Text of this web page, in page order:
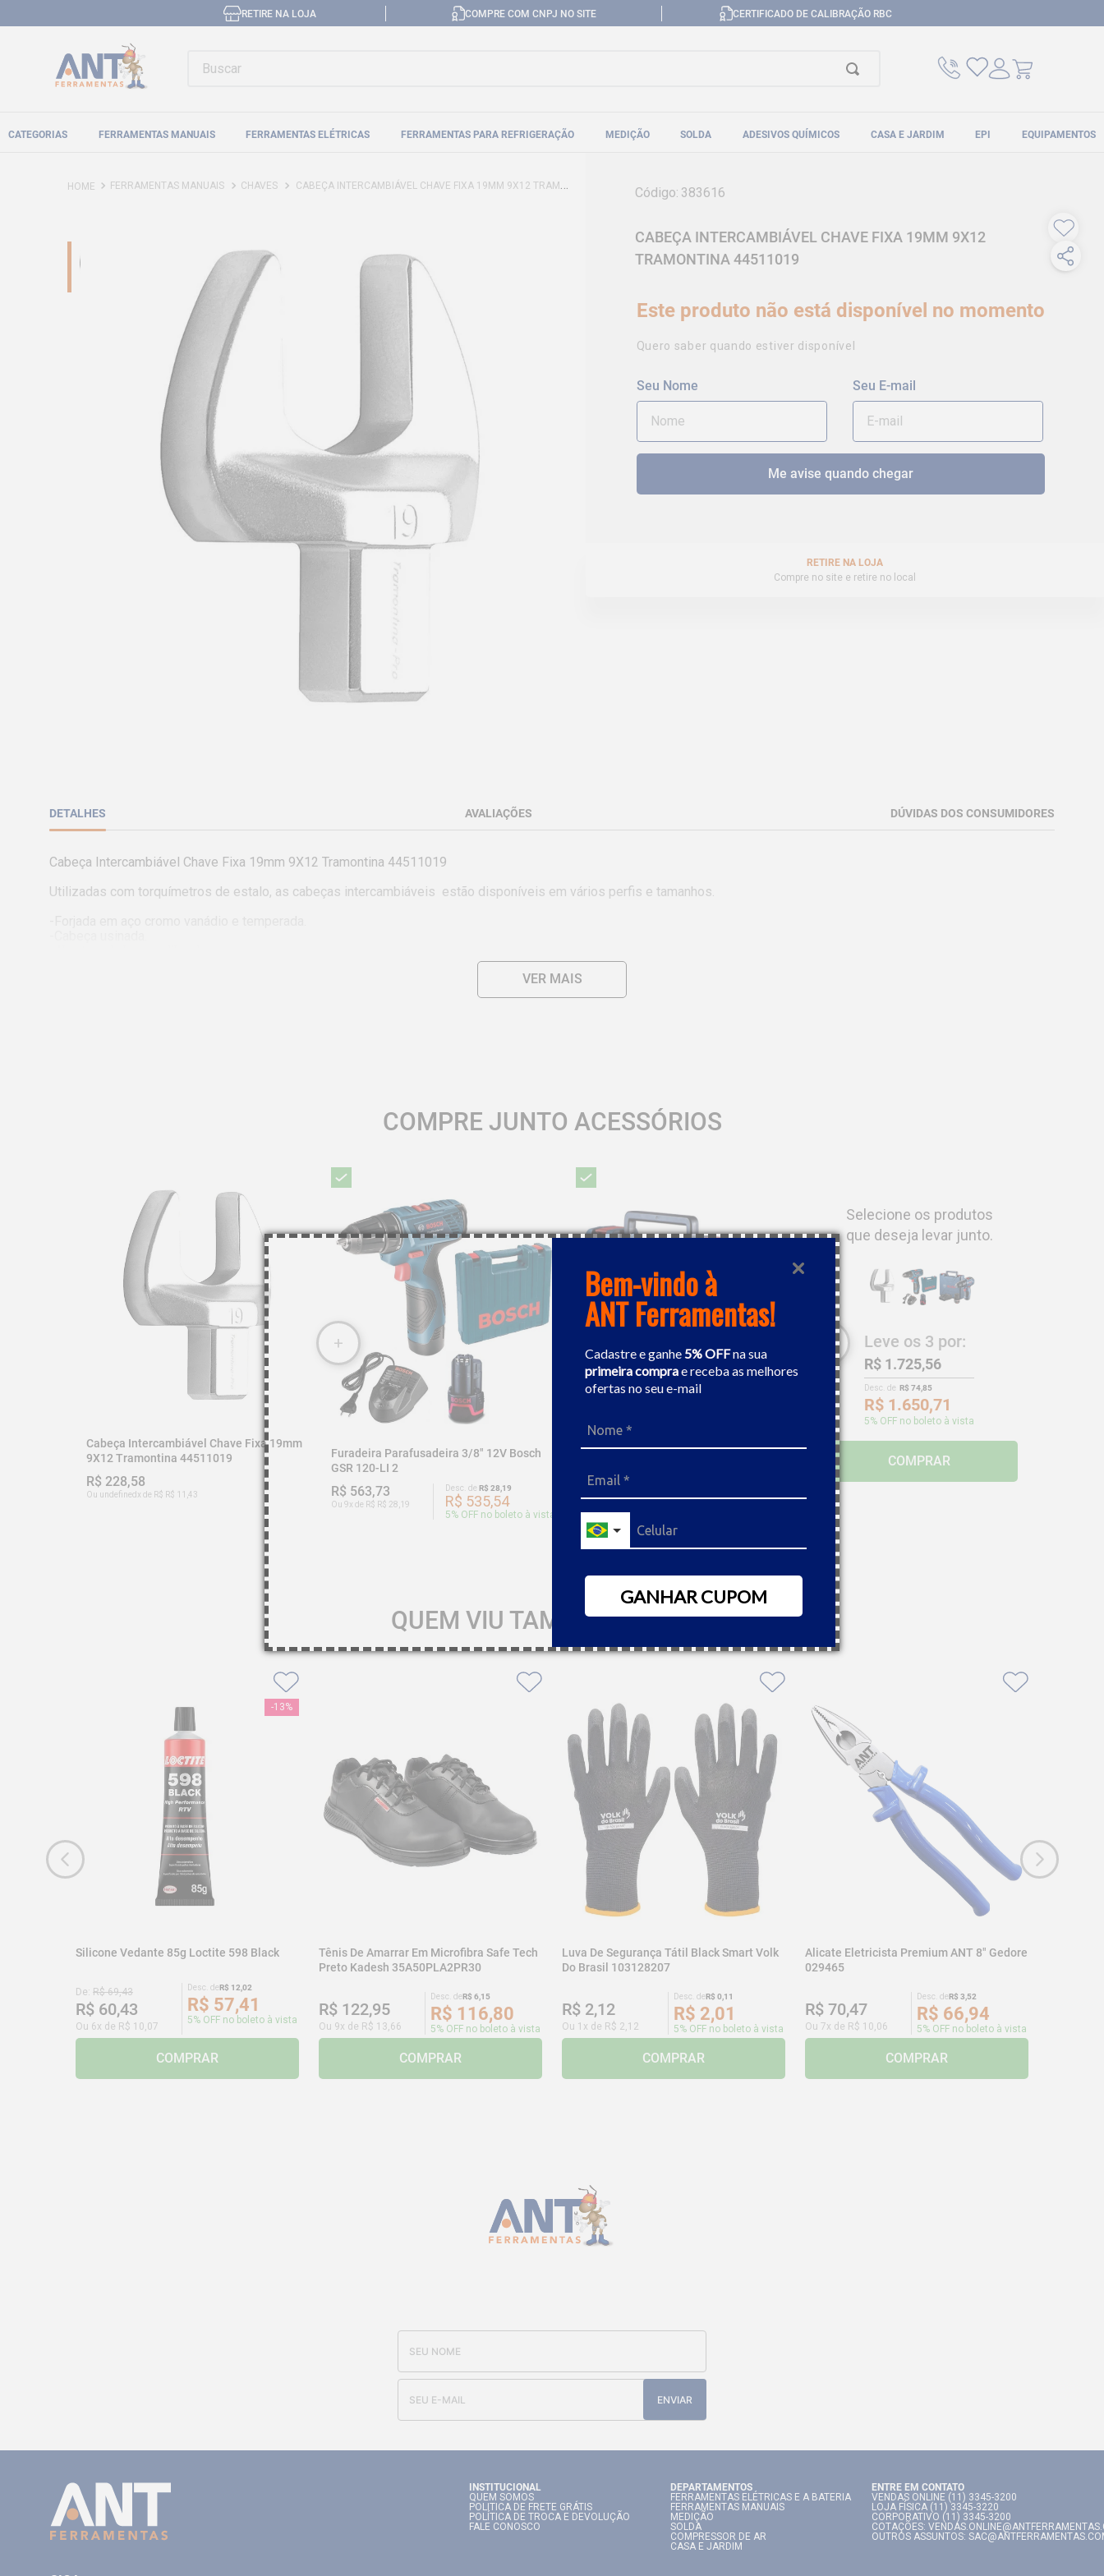
Bem-vindo à
ANT Ferramentas!
Cadastre e ganhe5% OFFna sua
primeira comprae receba as melhores
ofertas no seu e-mail
GANHAR CUPOM
RETIRE NA LOJA COMPRE COM CNPJ NO SITE CERTIFICADO DE CALIBRAÇÃO RBC
CATEGORIAS FERRAMENTAS MANUAIS FERRAMENTAS ELÉTRICAS FERRAMENTAS PARA REFRIGERAÇÃO MEDIÇÃO SOLDA ADESIVOS QUÍMICOS CASA E JARDIM EPI EQUIPAMENTOS
FERRAMENTAS MANUAIS CHAVES CABEÇA INTERCAMBIÁVEL CHAVE FIXA 19MM 9X12 TRAMONTINA 44511019 Código: 383616
CABEÇA INTERCAMBIÁVEL CHAVE FIXA 19MM 9X12
TRAMONTINA 44511019
Este produto não está disponível no momento
Quero saber quando estiver disponível
RETIRE NA LOJA
Compre no site e retire no local
DETALHES AVALIAÇÕES DÚVIDAS DOS CONSUMIDORES
Cabeça Intercambiável Chave Fixa 19mm 9X12 Tramontina 44511019
Utilizadas com torquímetros de estalo, as cabeças intercambiáveis  estão disponíveis em vários perfis e tamanhos.
-Utilizado com torquímetros de estalo intercambiáveis, para apertar parafusos utilizando valor de torque estabelecido.
Código: 44511019
Imagem meramente ilustrativa.
VER MAIS
COMPRE JUNTO ACESSÓRIOS
Cabeça Intercambiável Chave Fixa 19mm
9X12 Tramontina 44511019
R$ 228,58
Ou undefinedx de R$ R$ 11,43
Furadeira Parafusadeira 3/8" 12V Bosch
GSR 120-LI 2
R$ 563,73
Ou 9x de R$ R$ 28,19
Desc. de R$ 28,19
R$ 535,54
5% OFF no boleto à vista
Furadeira / Parafusadeira A Bateria 12V
R$ 886,59
Selecione os produtos
que deseja levar junto.
Leve os 3 por:
R$ 1.725,56
Desc. de R$ 74,85
R$ 1.650,71
5% OFF no boleto à vista
COMPRAR
QUEM VIU TAMBÉM GOSTOU
-13%
Silicone Vedante 85g Loctite 598 Black
De:R$ 69,43
R$ 60,43
Ou 6x de R$ 10 07
Desc. deR$ 12 02
R$ 57,41
5% OFF no boleto à vista
COMPRAR
Tênis De Amarrar Em Microfibra Safe Tech
Preto Kadesh 35A50PLA2PR30
R$ 122,95
Ou 9x de R$ 13 66
Desc. deR$ 6, 15
R$ 116,80
5% OFF no boleto à vista
COMPRAR
Luva De Segurança Tátil Black Smart Volk
Do Brasil 103128207
R$ 2,12
Ou 1 x de R$ 2 12
Desc. deR$ 0 11
R$ 2,01
5% OFF no boleto à vista
COMPRAR
Alicate Eletricista Premium ANT 8" Gedore
029465
R$ 70,47
Ou7x de R$ 10 06
Desc. deR$ 3 52
R$ 66,94
5% OFF no boleto à vista
COMPRAR
ENVIAR
INSTITUCIONAL
QUEM SOMOS
POLITICA DE FRETE GRÁTIS
POLÍTICA DE TROCA E DEVOLUÇÃO
FALE CONOSCO
DEPARTAMENTOS
FERRAMENTAS ELÉTRICAS E A BATERIA
FERRAMENTAS MANUAIS
MEDIÇÃO
SOLDA
COMPRESSOR DE AR
CASA E JARDIM
ENTRE EM CONTATO
VENDAS ONLINE (11) 3345-3200
LOJA FÍSICA (11) 3345-3220
CORPORATIVO (11) 3345-3200
COTAÇÕES:
OUTROS ASSUNTOS: